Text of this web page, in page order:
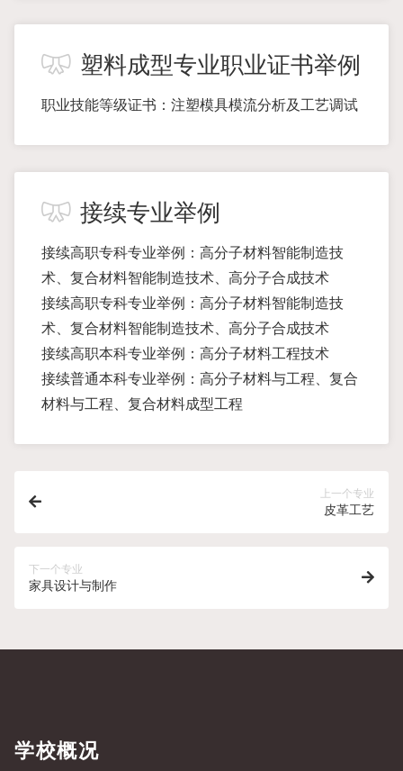
塑料成型专业职业证书举例
职业技能等级证书：注塑模具模流分析及工艺调试
接续专业举例
接续高职专科专业举例：高分子材料智能制造技
术、复合材料智能制造技术、高分子合成技术
接续高职专科专业举例：高分子材料智能制造技
术、复合材料智能制造技术、高分子合成技术
接续高职本科专业举例：高分子材料工程技术
接续普通本科专业举例：高分子材料与工程、复合
材料与工程、复合材料成型工程
上一个专业
皮革工艺
下一个专业
家具设计与制作
学校概况